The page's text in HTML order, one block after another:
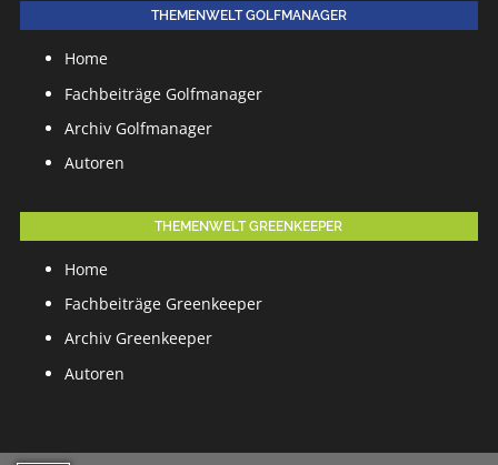
THEMENWELT GOLFMANAGER
Home
Fachbeiträge Golfmanager
Archiv Golfmanager
Autoren
THEMENWELT GREENKEEPER
Home
Fachbeiträge Greenkeeper
Archiv Greenkeeper
Autoren